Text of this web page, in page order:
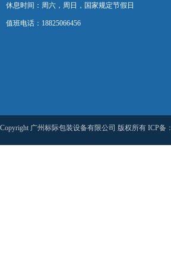
休息时间：周六，周日，国家规定节假日
值班电话：18825066456
Copyright 广州标际包装设备有限公司 版权所有 ICP备：